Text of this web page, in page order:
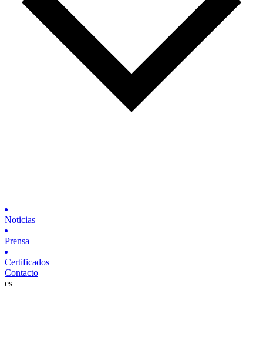
Noticias
Prensa
Certificados
Contacto
es